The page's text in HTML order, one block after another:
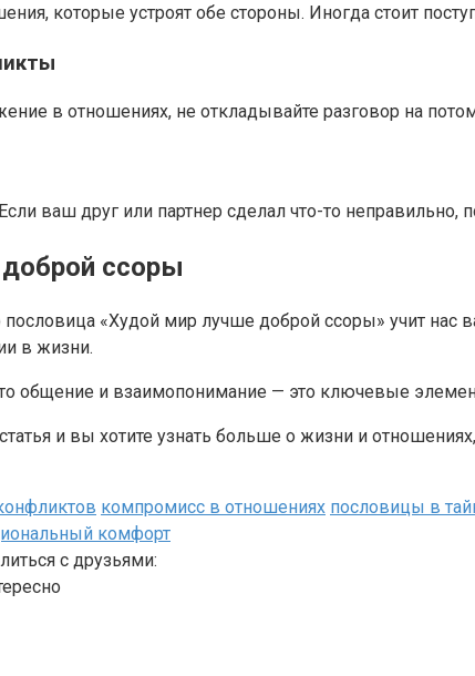
которые устроят обе стороны. Иногда стоит
в отношениях, не откладывайте разговор на
ваш друг или партнер сделал что-то неправильно,
ссоры
пословица «Худой мир лучше доброй ссоры» учит
в жизни.
общение и взаимопонимание — это ключевые
и вы хотите узнать больше о жизни и
компромисс в отношениях пословицы в
комфорт
с друзьями: